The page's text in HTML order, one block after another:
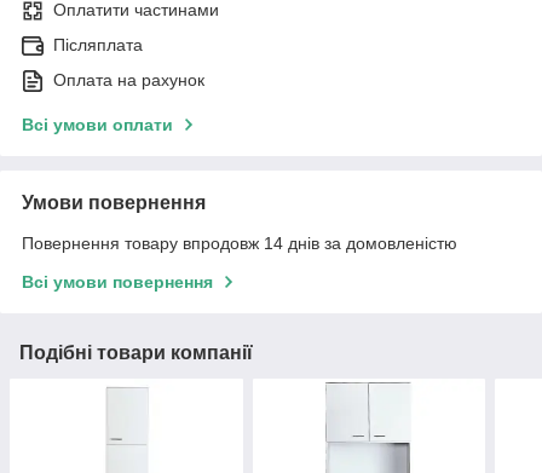
Оплатити частинами
Післяплата
Оплата на рахунок
Всі умови оплати
Умови повернення
Повернення товару впродовж 14 днів за домовленістю
Всі умови повернення
Подібні товари компанії